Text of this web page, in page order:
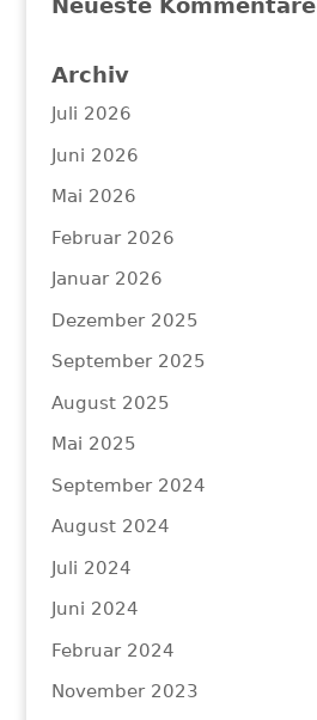
Neueste Kommentare
Archiv
Juli 2026
Juni 2026
Mai 2026
Februar 2026
Januar 2026
Dezember 2025
September 2025
August 2025
Mai 2025
September 2024
August 2024
Juli 2024
Juni 2024
Februar 2024
November 2023